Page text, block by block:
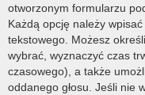
otworzonym formularzu
Każdą opcję należy
tekstowego. Możesz
wybrać, wyznaczyć czas
czasowego), a także
oddanego głosu. Jeśli nie